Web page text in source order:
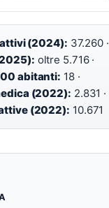
(2024): 37.260 ·
oltre 5.716 ·
abitanti: 18 ·
(2022): 2.831 ·
(2022): 10.671